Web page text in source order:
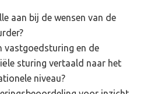
aan bij de wensen van de
vastgoedsturing en de
sturing vertaald naar het
niveau?